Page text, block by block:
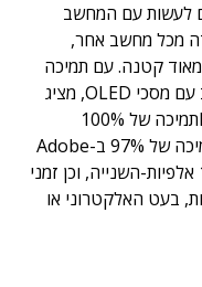
לעשות עם המחשב
מכל מחשב אחר,
מאוד קטנה. עם תמיכה
בצבעים עשירים במיוחד, כצפוי ממחשב עם מסכי OLED, מציג
ה- Lenovo Yoga Book 9-14IAH10תמיכה של 100%
במרחבי הצבעים sRGB ו-DCI-P3, ותמיכה של 97% ב-Adobe
RGB. הוא מציע זמן תגובה מרשים של 1 אלפיות-השנייה, וכן זמני
בעט האלקטרוני או